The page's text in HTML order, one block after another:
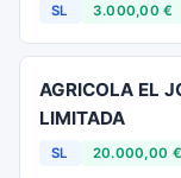
SL 3.000,00 €
AGRICOLA EL
LIMITADA
SL 20.000,00 €